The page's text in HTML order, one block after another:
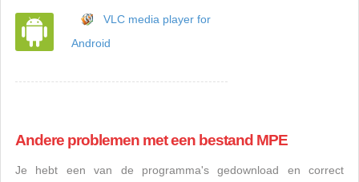
VLC media player for
Android
Andere problemen met een bestand MPE
Je hebt een van de programma's gedownload en correct